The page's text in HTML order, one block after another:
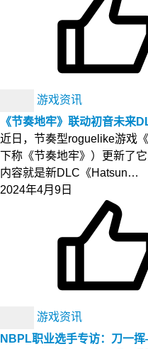
游戏资讯
《节奏地牢》联动初音未来
近日，节奏型roguelike游戏
下称《节奏地牢》）更新了
内容就是新DLC《Hatsun…
2024年4月9日
游戏资讯
NBPL职业选手专访：刀一